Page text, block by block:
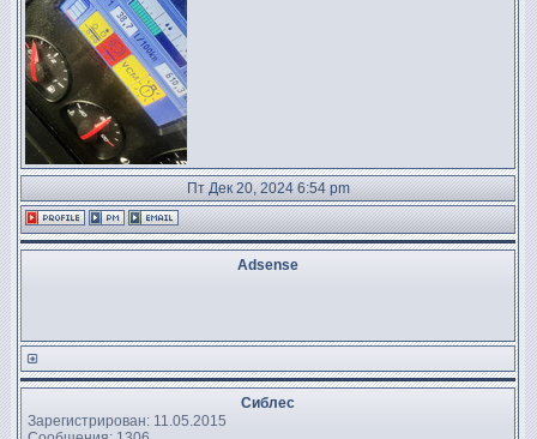
Пт Дек 20, 2024 6:54 pm
Adsense
Сиблес
Зарегистрирован: 11.05.2015